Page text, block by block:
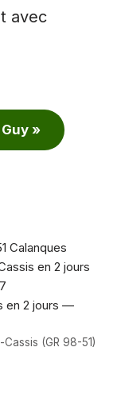
avec
»
(GR 98-51)